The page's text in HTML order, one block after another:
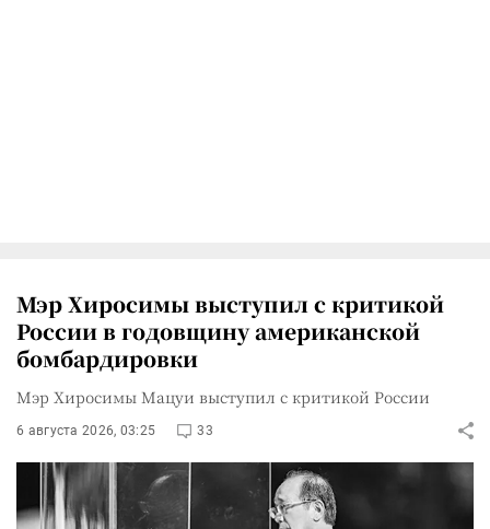
Мэр Хиросимы выступил с критикой
России в годовщину американской
бомбардировки
Мэр Хиросимы Мацуи выступил с критикой России
6 августа 2026, 03:25 33